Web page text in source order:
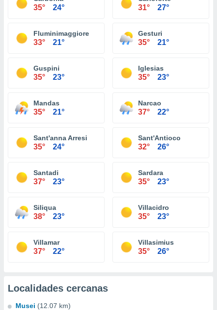
35° 24° 31° 27°
Fluminimaggiore
33° 21°
Gesturi
35° 21°
Guspini
35° 23°
Iglesias
35° 23°
Mandas
35° 21°
Narcao
37° 22°
Sant'anna Arresi
35° 24°
Sant'Antioco
32° 26°
Santadi
37° 23°
Sardara
35° 23°
Siliqua
38° 23°
Villacidro
35° 23°
Villamar
37° 22°
Villasimius
35° 26°
Localidades cercanas
Musei (12.07 km)